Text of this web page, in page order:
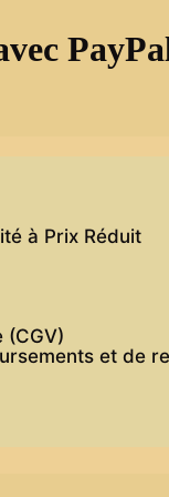
à Prix Réduit
(CGV)
et de